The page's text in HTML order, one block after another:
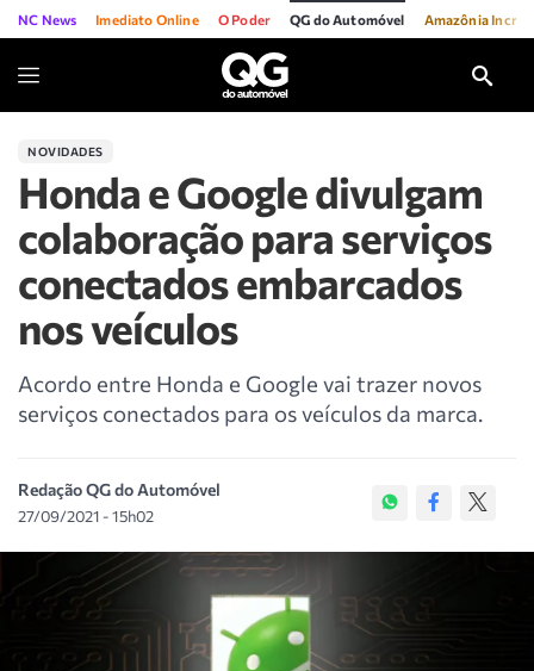
NC News Imediato Online O Poder QG do Automóvel Amazônia
NOVIDADES
Honda e Google divulgam
colaboração para serviços
conectados embarcados
nos veículos
Acordo entre Honda e Google vai trazer novos
serviços conectados para os veículos da marca.
Redação QG do Automóvel
27/09/2021 - 15h02